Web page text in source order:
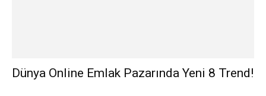
Dünya Online Emlak Pazarında Yeni 8 Trend!